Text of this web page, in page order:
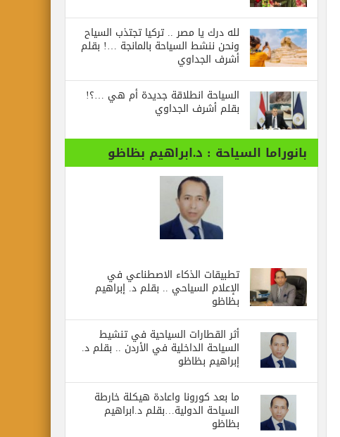
لله درك يا مصر .. تركيا تجتذب السياح
ونحن ننشط السياحة بالمانجة …! بقلم
أشرف الجداوي
السياحة انطلاقة جديدة أم هي …؟!
بقلم أشرف الجداوي
بانوراما السياحة : د.ابراهيم بظاظو
تطبيقات الذكاء الاصطناعي في
الإعلام السياحي .. بقلم د. إبراهيم
بظاظو
أثر القطارات السياحية في تنشيط
السياحة الداخلية في الأردن .. بقلم د.
إبراهيم بظاظو
ما بعد كورونا واعادة هيكلة خارطة
السياحة الدولية…بقلم د.ابراهيم
بظاظو